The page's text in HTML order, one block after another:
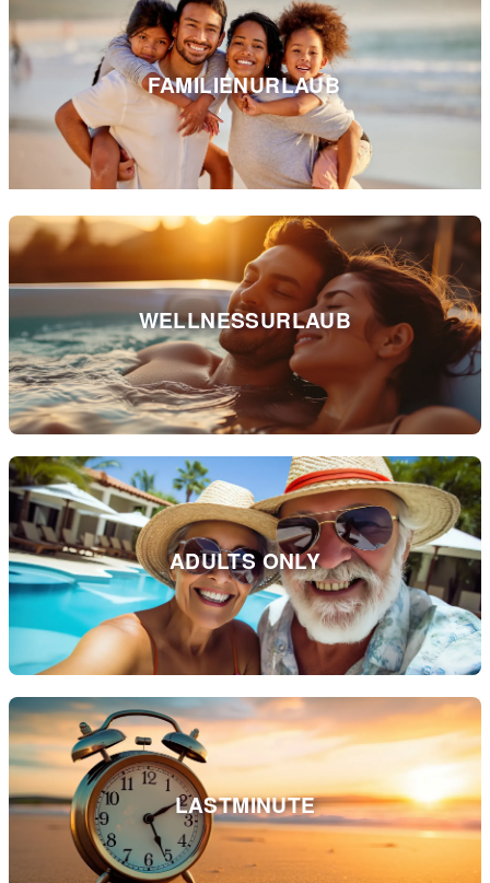
FAMILIENURLAUB
WELLNESSURLAUB
ADULTS ONLY
LASTMINUTE